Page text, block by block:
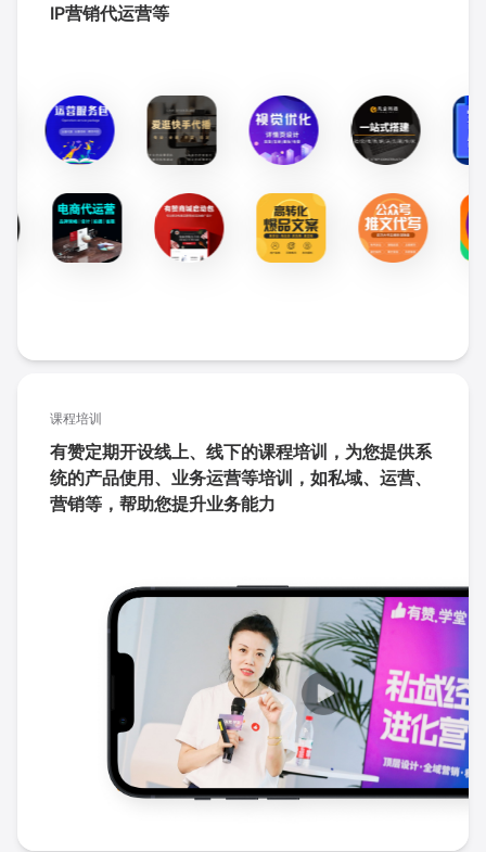
IP营销代运营等
课程培训
有赞定期开设线上、线下的课程培训，为您提供系
统的产品使用、业务运营等培训，如私域、运营、
营销等，帮助您提升业务能力